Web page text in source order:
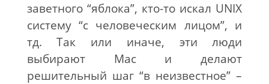
заветного “яблока”, кто-то искал UNIX
систему “с человеческим лицом”, и
тд. Так или иначе, эти люди
выбирают Mac и делают
решительный шаг “в неизвестное” –